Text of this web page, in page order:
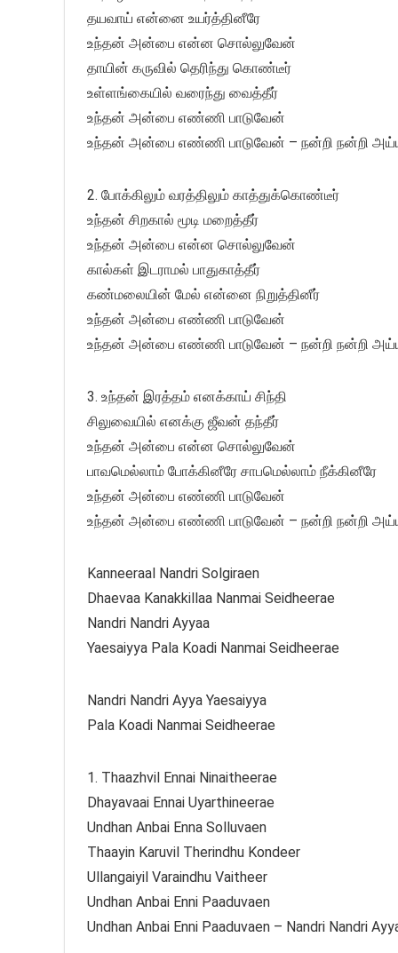
தயவாய் என்னை உயர்த்தினீரே
உந்தன் அன்பை என்ன சொல்லுவேன்
தாயின் கருவில் தெரிந்து கொண்டீர்
உள்ளங்கையில் வரைந்து வைத்தீர்
உந்தன் அன்பை எண்ணி பாடுவேன்
உந்தன் அன்பை எண்ணி பாடுவேன் – நன்றி நன்றி
2. போக்கிலும் வரத்திலும் காத்துக்கொண்டீர்
உந்தன் சிறகால் மூடி மறைத்தீர்
உந்தன் அன்பை என்ன சொல்லுவேன்
கால்கள் இடராமல் பாதுகாத்தீர்
கண்மலையின் மேல் என்னை நிறுத்தினீர்
உந்தன் அன்பை எண்ணி பாடுவேன்
உந்தன் அன்பை எண்ணி பாடுவேன் – நன்றி நன்றி
3. உந்தன் இரத்தம் எனக்காய் சிந்தி
சிலுவையில் எனக்கு ஜீவன் தந்தீர்
உந்தன் அன்பை என்ன சொல்லுவேன்
பாவமெல்லாம் போக்கினீரே சாபமெல்லாம் நீக்கினீரே
உந்தன் அன்பை எண்ணி பாடுவேன்
உந்தன் அன்பை எண்ணி பாடுவேன் – நன்றி நன்றி
Kanneeraal Nandri Solgiraen
Dhaevaa Kanakkillaa Nanmai Seidheerae
Nandri Nandri Ayyaa
Yaesaiyya Pala Koadi Nanmai Seidheerae
Nandri Nandri Ayya Yaesaiyya
Pala Koadi Nanmai Seidheerae
1. Thaazhvil Ennai Ninaitheerae
Dhayavaai Ennai Uyarthineerae
Undhan Anbai Enna Solluvaen
Thaayin Karuvil Therindhu Kondeer
Ullangaiyil Varaindhu Vaitheer
Undhan Anbai Enni Paaduvaen
Undhan Anbai Enni Paaduvaen – Nandri Nandri